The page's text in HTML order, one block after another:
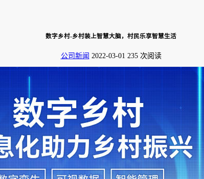
数字乡村-乡村装上智慧大脑，村民乐享智慧生活
公司新闻 2022-03-01 235 次阅读